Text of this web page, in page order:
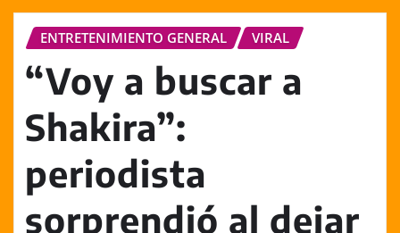
ENTRETENIMIENTO GENERAL VIRAL
“Voy a buscar a
Shakira”:
periodista
sorprendió al dejar